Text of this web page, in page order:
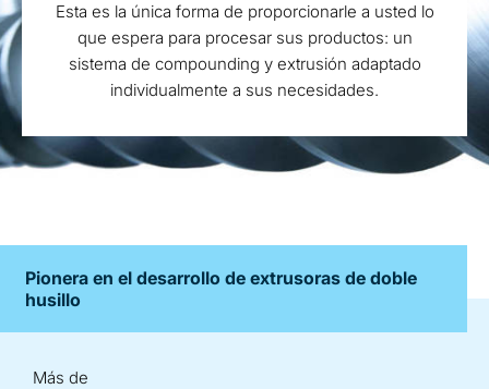
Esta es la única forma de proporcionarle a usted lo
que espera para procesar sus productos: un
sistema de compounding y extrusión adaptado
individualmente a sus necesidades.
Pionera en el desarrollo de extrusoras de doble
husillo
Más de